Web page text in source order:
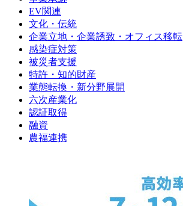
EV関連
文化・伝統
企業立地・企業誘致・オフィス移転
感染症対策
被災者支援
特許・知的財産
業態転換・新分野展開
六次産業化
認証取得
融資
農福連携